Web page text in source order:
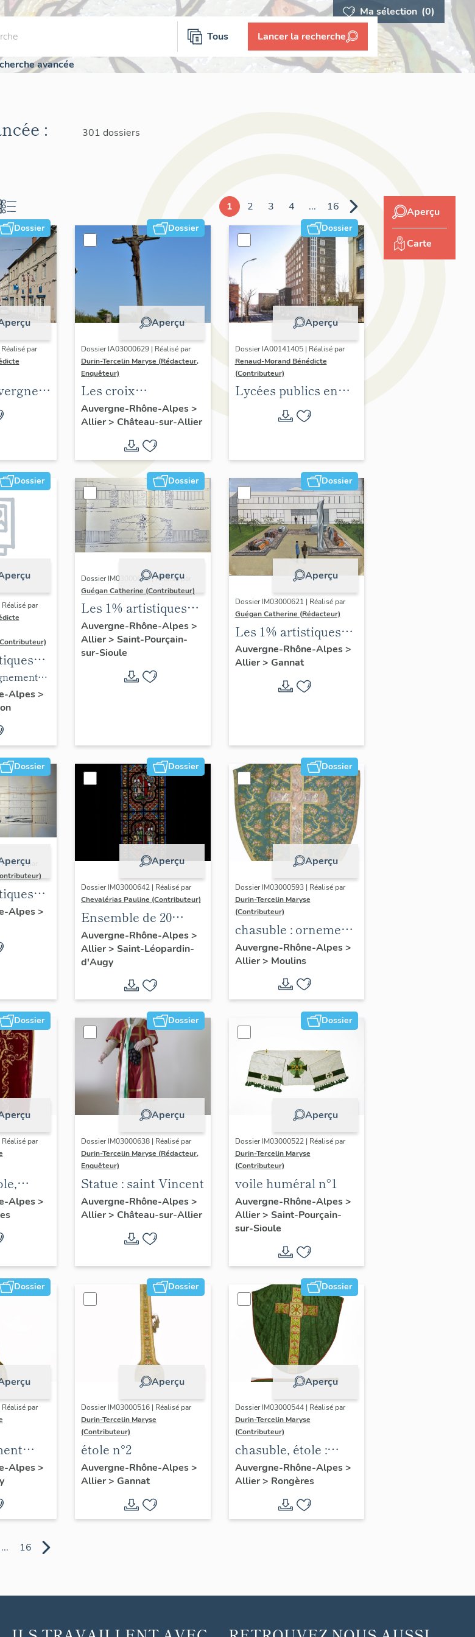
Ma sélection (0)
Tous Lancer la recherche
avancée
: 301 dossiers
1 2 3 4 ... 16
Dossier
par
:
Dossier
Aperçu
Dossier IA03000629 | Réalisé par
Durin-Tercelin Maryse (Rédacteur,
Enquêteur)
Les croix
monumentales de la
commune de
Château-sur-Allier
Auvergne-Rhône-Alpes>
Allier> Château-sur-Allier
Dossier
Aperçu
Dossier IA00141405 | Réalisé par
Renaud-Morand Bénédicte
(Contributeur)
Lycées publics en
espace urbain (1802-
Dossier
par
Nerdre,
à
Alpes>
Dossier
Aperçu
Dossier IM03000622 | Réalisé par
Guégan Catherine (Contributeur)
Les 1% artistiques
du lycée Blaise-de-
Vigenère
Auvergne-Rhône-Alpes>
Allier> Saint-Pourçain-
sur-Sioule
Dossier
Aperçu
Dossier IM03000621 | Réalisé par
Guégan Catherine (Rédacteur)
Les 1% artistiques
du lycée Gustave-
Eiffel
Auvergne-Rhône-Alpes>
Allier> Gannat
Dossier
par
Alpes>
Dossier
Aperçu
Dossier IM03000642 | Réalisé par
Chevalérias Pauline (Contributeur)
Ensemble de 20
verrières
Auvergne-Rhône-Alpes>
Allier> Saint-Léopardin-
d'Augy
Dossier
Aperçu
Dossier IM03000593 | Réalisé par
Durin-Tercelin Maryse
(Contributeur)
chasuble : ornement
vert n°1
Auvergne-Rhône-Alpes>
Allier> Moulins
Dossier
par
de
Alpes>
Dossier
Aperçu
Dossier IM03000638 | Réalisé par
Durin-Tercelin Maryse (Rédacteur,
Enquêteur)
Statue : saint Vincent
Auvergne-Rhône-Alpes>
Allier> Château-sur-Allier
Dossier
Aperçu
Dossier IM03000522 | Réalisé par
Durin-Tercelin Maryse
(Contributeur)
voile huméral n°1
Auvergne-Rhône-Alpes>
Allier> Saint-Pourçain-
sur-Sioule
Dossier
par
Alpes>
Dossier
Aperçu
Dossier IM03000516 | Réalisé par
Durin-Tercelin Maryse
(Contributeur)
étole n°2
Auvergne-Rhône-Alpes>
Allier> Gannat
Dossier
Aperçu
Dossier IM03000544 | Réalisé par
Durin-Tercelin Maryse
(Contributeur)
chasuble, étole :
ornement vert
Auvergne-Rhône-Alpes>
Allier> Rongères
... 16
Aperçu
Carte